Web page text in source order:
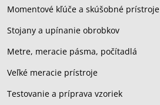
Momentové kľúče a skúšobné prístroje
Stojany a upínanie obrobkov
Metre, meracie pásma, počítadlá
Veľké meracie prístroje
Testovanie a príprava vzoriek